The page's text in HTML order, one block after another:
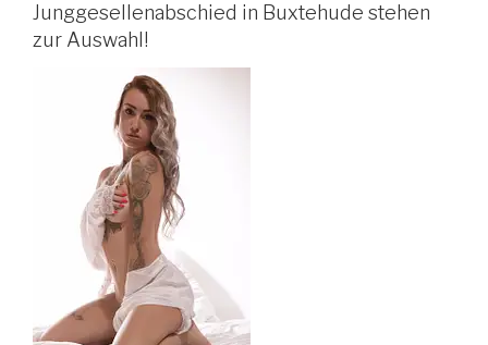
Junggesellenabschied in Buxtehude stehen
zur Auswahl!